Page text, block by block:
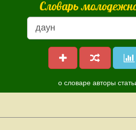
Словарь
о словаре авторы